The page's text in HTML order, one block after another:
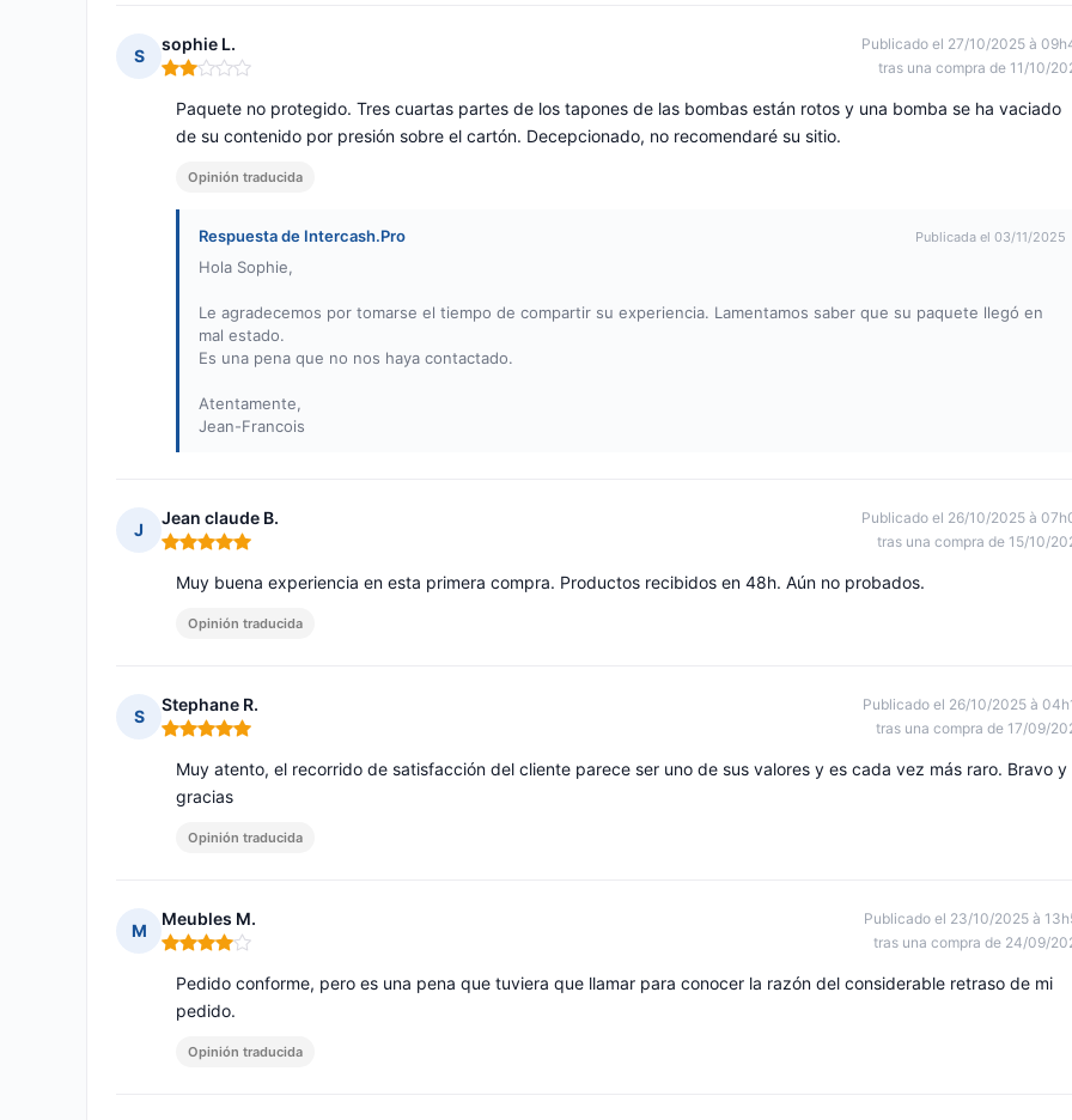
S
sophie L.
Nota: 2 de 5
Publicado el 27/10/2025 à
tras una compra de 11/10/
Paquete no protegido. Tres cuartas partes de los tapones de las bombas están rotos y una bomba se ha vaciado
de su contenido por presión sobre el cartón. Decepcionado, no recomendaré su sitio.
Opinión traducida
Respuesta de Intercash.Pro Publicada el 03/11/2025
Hola Sophie,
Le agradecemos por tomarse el tiempo de compartir su experiencia. Lamentamos saber que su paquete llegó en
mal estado.
Es una pena que no nos haya contactado.
Atentamente,
Jean-Francois
J
Jean claude B.
Nota: 5 de 5
Publicado el 26/10/2025 à
tras una compra de 15/10/
Muy buena experiencia en esta primera compra. Productos recibidos en 48h. Aún no probados.
Opinión traducida
S
Stephane R.
Nota: 5 de 5
Publicado el 26/10/2025 à
tras una compra de 17/09/
Muy atento, el recorrido de satisfacción del cliente parece ser uno de sus valores y es cada vez más raro. Bravo y
gracias
Opinión traducida
M
Meubles M.
Nota: 4 de 5
Publicado el 23/10/2025 à
tras una compra de 24/09/
Pedido conforme, pero es una pena que tuviera que llamar para conocer la razón del considerable retraso de mi
pedido.
Opinión traducida